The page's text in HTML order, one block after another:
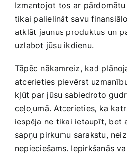
Izmantojot⁣ tos ar
tikai palielināt savu
atklāt jaunus produktus un
‌uzlabot jūsu‌ ikdienu.⁣
Tāpēc nākamreiz, ​kad
atcerieties pievērst
⁢kļūt par jūsu‌ sabiedroto
ceļojumā. Atcerieties, ka
iespēja ne tikai ietaupīt, bet
sapņu pirkumu⁢ sarakstu,
nepieciešams. Iepirkšanās